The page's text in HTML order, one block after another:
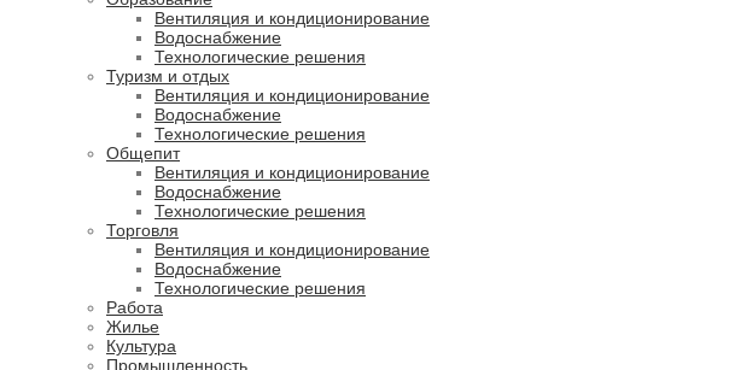
Вентиляция и кондиционирование
Водоснабжение
Технологические решения
Туризм и отдых
Вентиляция и кондиционирование
Водоснабжение
Технологические решения
Общепит
Вентиляция и кондиционирование
Водоснабжение
Технологические решения
Торговля
Вентиляция и кондиционирование
Водоснабжение
Технологические решения
Работа
Жилье
Культура
Промышленность